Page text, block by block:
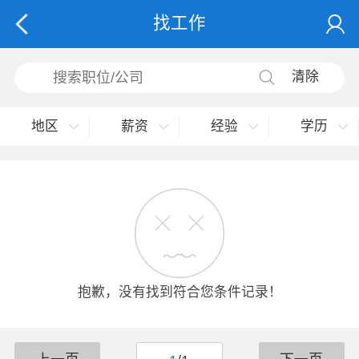
找工作
清除
地区 薪资 经验 学历
抱歉，没有找到符合您条件记录！